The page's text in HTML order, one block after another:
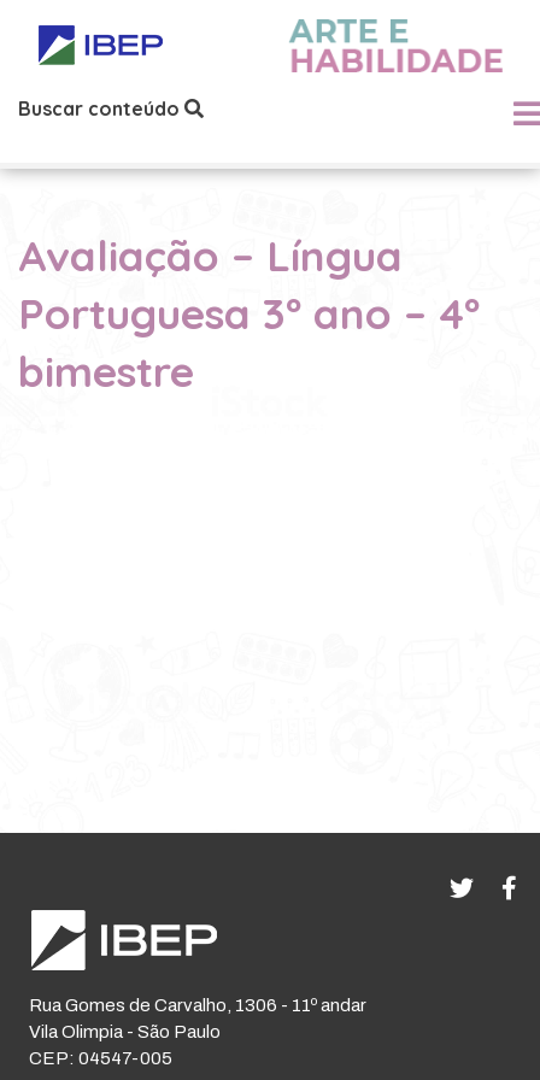
Buscar conteúdo
Avaliação – Língua
Portuguesa 3º ano – 4º
bimestre
Rua Gomes de Carvalho, 1306 - 11º andar
Vila Olimpia - São Paulo
CEP: 04547-005